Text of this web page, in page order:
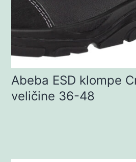
Abeba ESD klompe
veličine 36-48